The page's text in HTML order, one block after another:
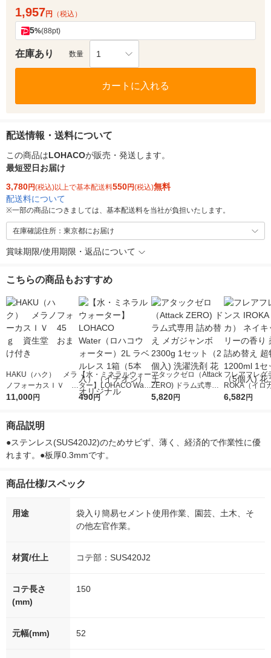
1,957円 （税込）
5%(88pt)
在庫あり 数量 1
カートに入れる
配送情報・送料について
この商品はLOHACOが販売・発送します。
最短翌日お届け
3,780円(税込)以上で基本配送料550円(税込)無料
配送料について
※一部の商品につきましては、基本配送料を当社が負担いたします。
在庫確認住所：東京都にお届け
賞味期限/使用期限・返品について
こちらの商品もおすすめ
HAKU（ハク） メラ
ノフォーカスＩＶ 4
5ｇ 資生堂 おまけ
11,000円
【水・ミネラルウォー
ター】LOHACO Wate
r（ロハコウォータ
490円
アタックゼロ（Attack
ZERO) ドラム式専用
詰め替え メガジャン
5,820円
フレアフレグ
ROKA（イロ
イキッドリリ
6,582円
商品説明
●ステンレス(SUS420J2)のためサビず、薄く、経済的で作業性に優
れます。●板厚0.3mmです。
商品仕様/スペック
用途
袋入り簡易セメント使用作業、園芸、土木、そ
の他左官作業。
材質/仕上 コテ部：SUS420J2
コテ長さ
(mm)
150
元幅(mm) 52